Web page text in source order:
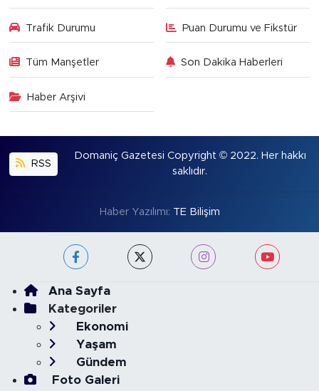
Trafik Durumu Puan Durumu ve Fikstür
Tüm Manşetler Son Dakika Haberleri
Haber Arşivi
RSS
Domaniç Gazetesi Copyright © 2022. Her hakkı
saklıdır.
Haber Yazılımı: TE Bilişim
Ana Sayfa
Kategoriler
Ekonomi
Yaşam
Gündem
Foto Galeri